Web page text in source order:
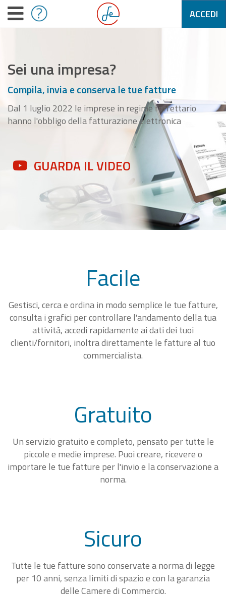
ACCEDI
Sei una impresa?
Compila, invia e conserva le tue fatture
Dal 1 luglio 2022 le imprese in regime forfettario
hanno l'obbligo della fatturazione elettronica
GUARDA IL VIDEO
Facile
Gestisci, cerca e ordina in modo semplice le tue fatture,
consulta i grafici per controllare l'andamento della tua
attività, accedi rapidamente ai dati dei tuoi
clienti/fornitori, inoltra direttamente le fatture al tuo
commercialista.
Gratuito
Un servizio gratuito e completo, pensato per tutte le
piccole e medie imprese. Puoi creare, ricevere o
importare le tue fatture per l'invio e la conservazione a
norma.
Sicuro
Tutte le tue fatture sono conservate a norma di legge
per 10 anni, senza limiti di spazio e con la garanzia
delle Camere di Commercio.